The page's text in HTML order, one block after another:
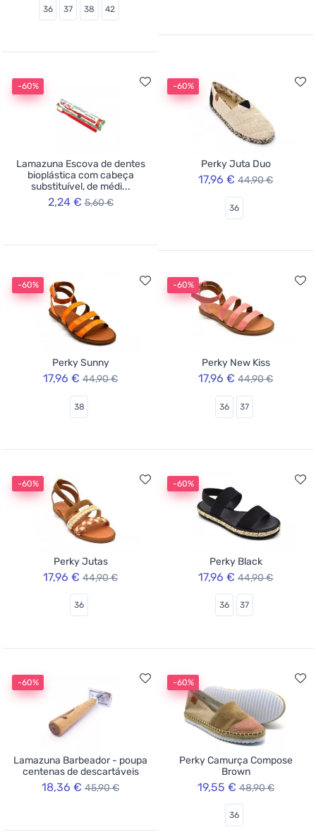
36 37 38 42
-60%
Lamazuna Escova de dentes
bioplástica com cabeça
substituível, de médi...
2,24 € 5,60 €
-60%
Perky Juta Duo
17,96 € 44,90 €
36
-60%
Perky Sunny
17,96 € 44,90 €
38
-60%
Perky New Kiss
17,96 € 44,90 €
36 37
-60%
Perky Jutas
17,96 € 44,90 €
36
-60%
Perky Black
17,96 € 44,90 €
36 37
-60%
Lamazuna Barbeador - poupa
centenas de descartáveis
18,36 € 45,90 €
-60%
Perky Camurça Compose
Brown
19,55 € 48,90 €
36